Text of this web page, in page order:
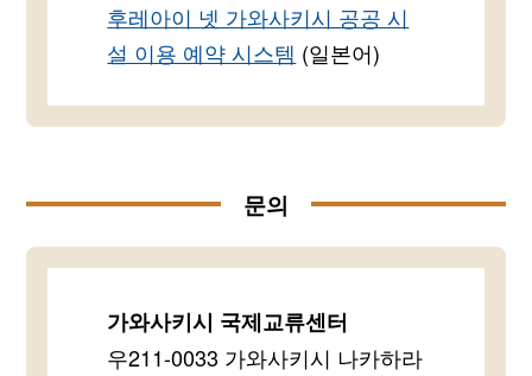
후레아이 넷 가와사키시 공공 시
설 이용 예약 시스템 (일본어)
문의
가와사키시 국제교류센터
우211-0033 가와사키시 나카하라